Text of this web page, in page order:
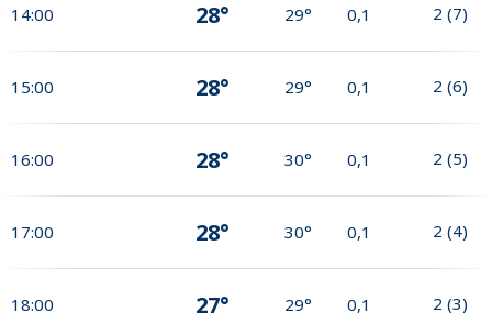
14:00 28° 29° 0,1 2 (7)
15:00 28° 29° 0,1 2 (6)
16:00 28° 30° 0,1 2 (5)
17:00 28° 30° 0,1 2 (4)
18:00 27° 29° 0,1 2 (3)